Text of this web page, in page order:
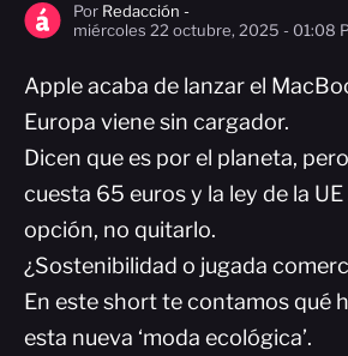
Por Redacción -
miércoles 22 octubre, 2025 - 01:08
Apple acaba de lanzar el
Europa viene sin cargador.
Dicen que es por el planeta,
cuesta 65 euros y la ley de la
opción, no quitarlo.
¿Sostenibilidad o jugada
En este short te contamos qué
esta nueva ‘moda ecológica’.